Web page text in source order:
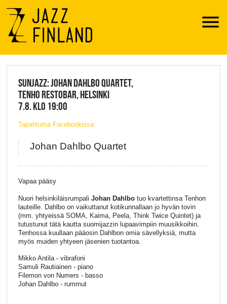
Menu
JAZZ FINLAND LIVE
SUNJAZZ: JOHAN DAHLBO QUARTET,
TENHO RESTOBAR, HELSINKI
7.8. KLO 19:00
Tapahtuma Facebookissa
Johan Dahlbo Quartet
Vapaa pääsy
Nuori helsinkiläisrumpali Johan Dahlbotuo kvartettinsa Tenhon
lauteille. Dahlbo on vaikuttanut kotikunnallaan jo hyvän tovin
(mm. yhtyeissä SOMA, Kaima, Peela, Think Twice Quintet) ja
tutustunut tätä kautta suomijazzin lupaavimpiin muusikkoihin.
Tenhossa kuullaan pääosin Dahlbon omia sävellyksiä, mutta
myös muiden yhtyeen jäsenien tuotantoa.
Mikko Antila - vibrafoni
Samuli Rautiainen - piano
Filemon von Numers - basso
Johan Dahlbo - rummut